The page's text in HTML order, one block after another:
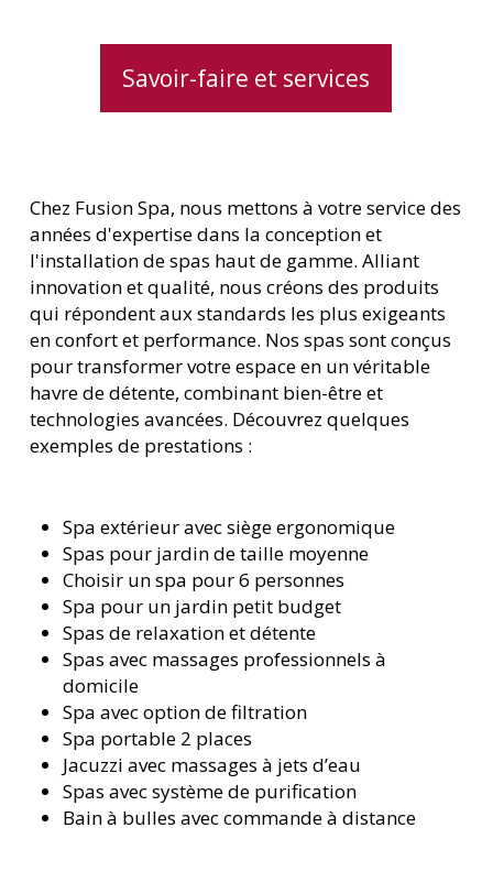
Savoir-faire et services
Chez Fusion Spa, nous mettons à votre service des
années d'expertise dans la conception et
l'installation de spas haut de gamme. Alliant
innovation et qualité, nous créons des produits
qui répondent aux standards les plus exigeants
en confort et performance. Nos spas sont conçus
pour transformer votre espace en un véritable
havre de détente, combinant bien-être et
technologies avancées. Découvrez quelques
exemples de prestations :
Spa extérieur avec siège ergonomique
Spas pour jardin de taille moyenne
Choisir un spa pour 6 personnes
Spa pour un jardin petit budget
Spas de relaxation et détente
Spas avec massages professionnels à
domicile
Spa avec option de filtration
Spa portable 2 places
Jacuzzi avec massages à jets d’eau
Spas avec système de purification
Bain à bulles avec commande à distance